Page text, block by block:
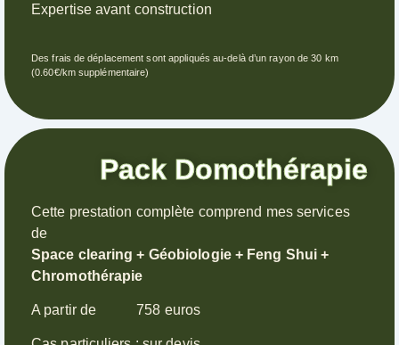
Expertise avant construction
Des frais de déplacement sont appliqués au-delà d’un rayon de 30 km
(0.60€/km supplémentaire)
Pack Domothérapie
Cette prestation complète comprend mes services
de
Space clearing + Géobiologie + Feng Shui +
Chromothérapie
A partir de 758 euros